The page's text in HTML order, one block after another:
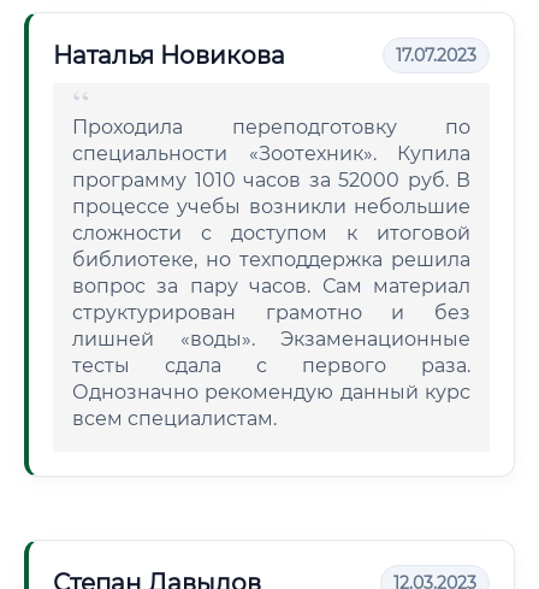
Наталья Новикова 17.07.2023
Проходила переподготовку по
специальности «Зоотехник». Купила
программу 1010 часов за 52000 руб. В
процессе учебы возникли небольшие
сложности с доступом к итоговой
библиотеке, но техподдержка решила
вопрос за пару часов. Сам материал
структурирован грамотно и без
лишней «воды». Экзаменационные
тесты сдала с первого раза.
Однозначно рекомендую данный курс
всем специалистам.
Степан Давыдов 12.03.2023